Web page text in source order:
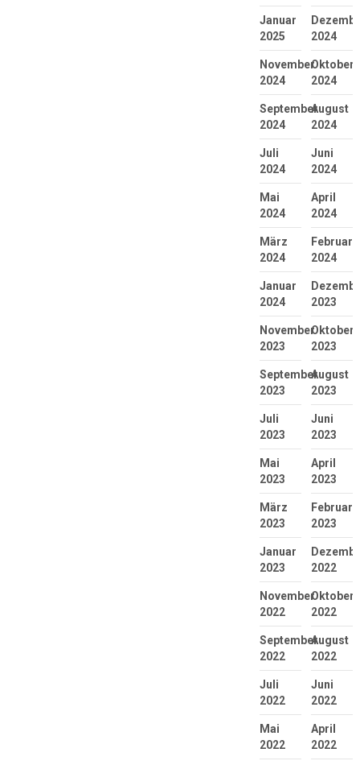
Januar
2025
2024
November
2024
Oktober
2024
September
2024
August
2024
Juli
2024
Juni
2024
Mai
2024
April
2024
März
2024
Februar
2024
Januar
2024
2023
November
2023
Oktober
2023
September
2023
August
2023
Juli
2023
Juni
2023
Mai
2023
April
2023
März
2023
Februar
2023
Januar
2023
2022
November
2022
Oktober
2022
September
2022
August
2022
Juli
2022
Juni
2022
Mai
2022
April
2022